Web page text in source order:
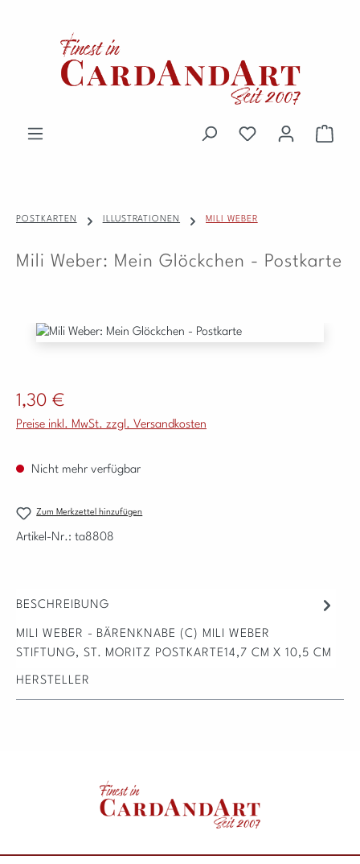
Du hast 0 Produkte
POSTKARTEN ILLUSTRATIONEN MILI WEBER
Mili Weber: Mein Glöckchen - Postkarte
Bildergalerie überspringen
Regulärer Preis:
1,30 €
Preise inkl. MwSt. zzgl. Versandkosten
Nicht mehr verfügbar
Zum Merkzettel hinzufügen
Artikel-Nr.: ta8808
BESCHREIBUNG
MILI WEBER - BÄRENKNABE (C) MILI WEBER
STIFTUNG, ST. MORITZ POSTKARTE14,7 CM X 10,5 CM
HERSTELLER